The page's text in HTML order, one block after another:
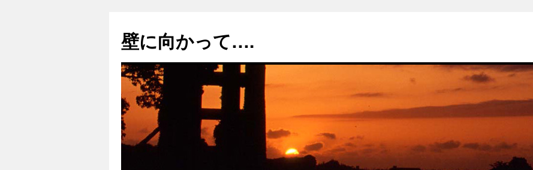
テ
ン
へ
ス
キ
ッ
プ
壁に向かって….